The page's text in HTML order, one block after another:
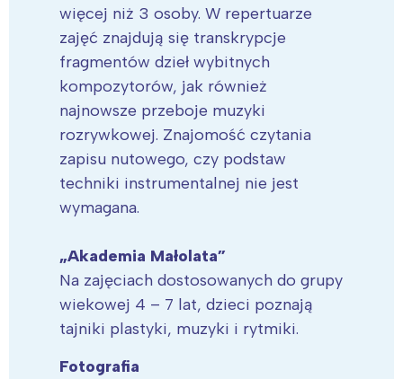
więcej niż 3 osoby. W repertuarze
zajęć znajdują się transkrypcje
fragmentów dzieł wybitnych
kompozytorów, jak również
najnowsze przeboje muzyki
rozrywkowej. Znajomość czytania
zapisu nutowego, czy podstaw
techniki instrumentalnej nie jest
wymagana.
„Akademia Małolata”
Na zajęciach dostosowanych do grupy
wiekowej 4 – 7 lat, dzieci poznają
tajniki plastyki, muzyki i rytmiki.
Fotografia